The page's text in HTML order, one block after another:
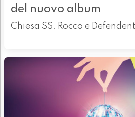
del nuovo album
Chiesa SS. Rocco e